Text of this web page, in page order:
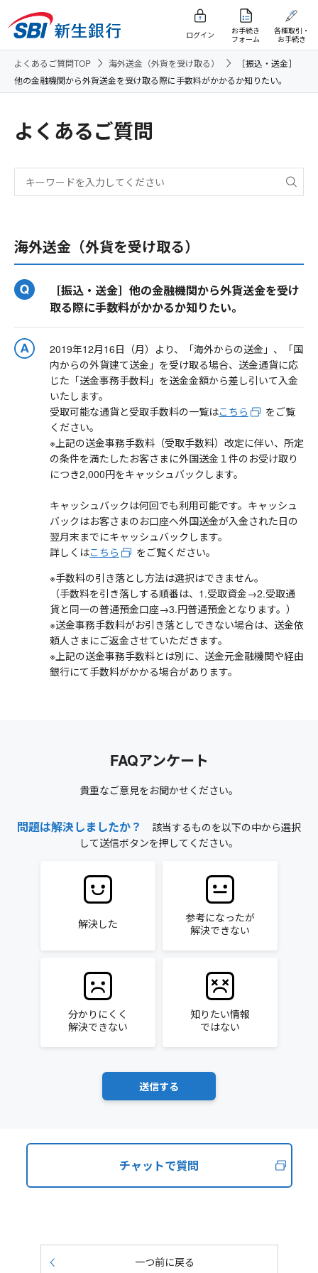
ログイン
お手続き
フォーム
各種取引・
お手続き
よくあるご質問TOP 海外送金（外貨を受け取る）
［振込・送金］
他の金融機関から外貨送金を受け取る際に手数料がかかるか知りたい。
よくあるご質問
海外送金（外貨を受け取る）
［振込・送金］他の金融機関から外貨送金を受け
取る際に手数料がかかるか知りたい。
2019年12月16日（月）より、「海外からの送金」、「国
内からの外貨建て送金」を受け取る場合、送金通貨に応
じた「送金事務手数料」を送金金額から差し引いて入金
いたします。
受取可能な通貨と受取手数料の一覧はこちら
をご覧
ください。
※上記の送金事務手数料（受取手数料）改定に伴い、所定
の条件を満たしたお客さまに外国送金１件のお受け取り
につき2,000円をキャッシュバックします。
キャッシュバックは何回でも利用可能です。キャッシュ
バックはお客さまのお口座へ外国送金が入金された日の
翌月末までにキャッシュバックします。
詳しくはこちら
をご覧ください。
※手数料の引き落とし方法は選択はできません。
（手数料を引き落しする順番は、1.受取資金→2.受取通
貨と同一の普通預金口座→3.円普通預金となります。）
※送金事務手数料がお引き落としできない場合は、送金依
頼人さまにご返金させていただきます。
※上記の送金事務手数料とは別に、送金元金融機関や経由
銀行にて手数料がかかる場合があります。
FAQアンケート
貴重なご意見をお聞かせください。
問題は解決しましたか？
該当するものを以下の中から選択
して送信ボタンを押してください。
解決した
参考になったが
解決できない
分かりにくく
解決できない
知りたい情報
ではない
チャットで質問
一つ前に戻る